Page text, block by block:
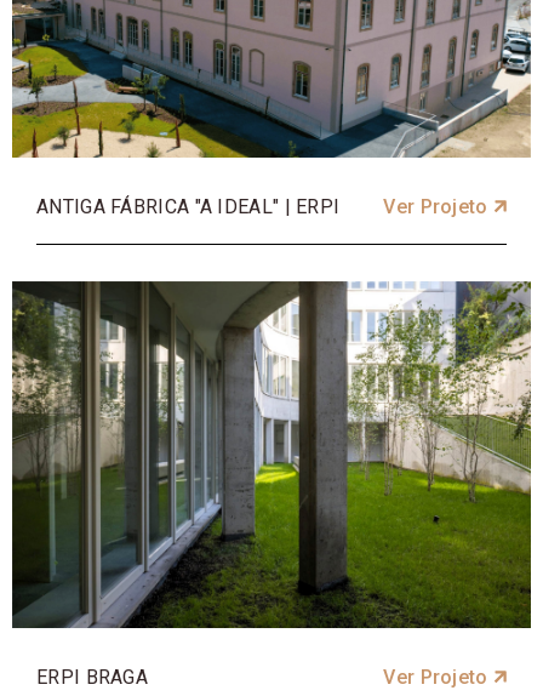
ANTIGA FÁBRICA "A IDEAL" | ERPI Ver Projeto
ERPI BRAGA Ver Projeto